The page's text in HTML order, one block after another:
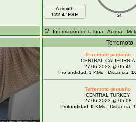
Azimuth
122.4° ESE
24
Información de la luna - Aurora -
Terremoto
Terremoto pequeño
CENTRAL CALIFORNIA
27-06-2023 @ 05:49
Profundidad: 2 KMs - Distancia:
Terremoto pequeño
CENTRAL TURKEY
27-06-2023 @ 05:08
Profundidad: 0KMs - Distancia: